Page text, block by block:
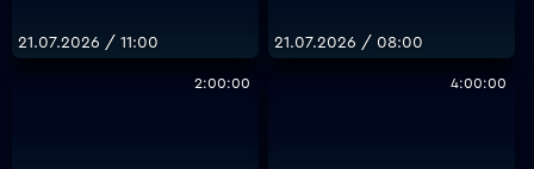
21.07.2026 / 11:00 21.07.2026 / 08:00
2:00:00 4:00:00